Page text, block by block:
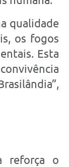
qualidade
os fogos
Esta
reforça o